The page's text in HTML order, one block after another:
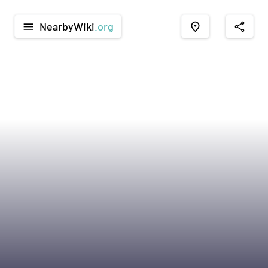
menu NearbyWiki .org place share